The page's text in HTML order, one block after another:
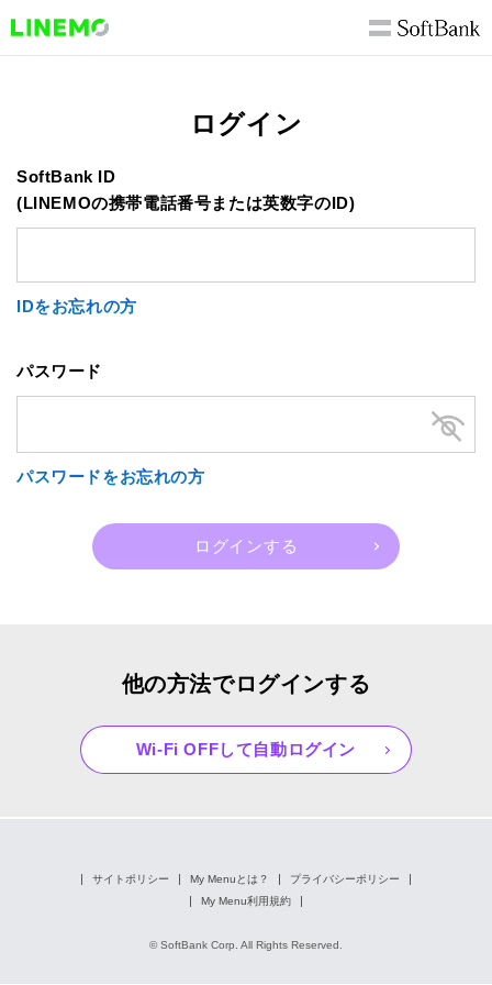
ログイン
SoftBank ID
(LINEMOの携帯電話番号または英数字のID)
IDをお忘れの方
パスワード
パスワードをお忘れの方
他の方法でログインする
Wi-Fi OFFして自動ログイン
サイトポリシー My Menuとは？
プライバシーポリシー
My Menu利用規約
© SoftBank Corp. All Rights Reserved.